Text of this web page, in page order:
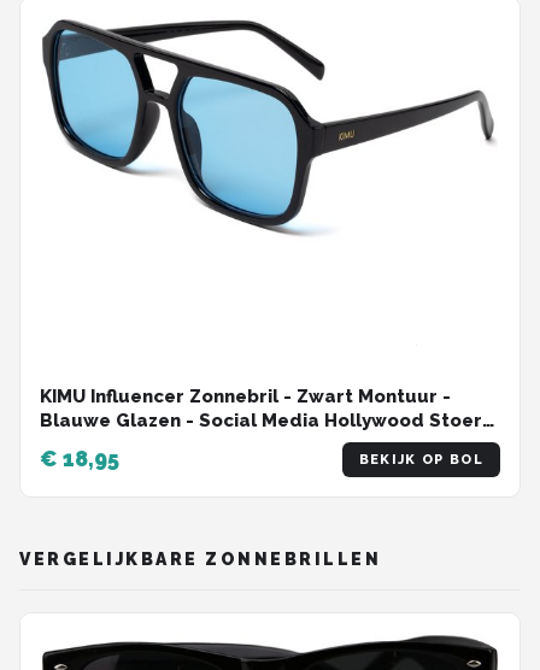
KIMU Influencer Zonnebril - Zwart Montuur -
Blauwe Glazen - Social Media Hollywood Stoer
Retro Hip Avator Trendsetter Celebrity
Pilotenbril Carnaval
€ 18,95 BEKIJK OP BOL
VERGELIJKBARE ZONNEBRILLEN